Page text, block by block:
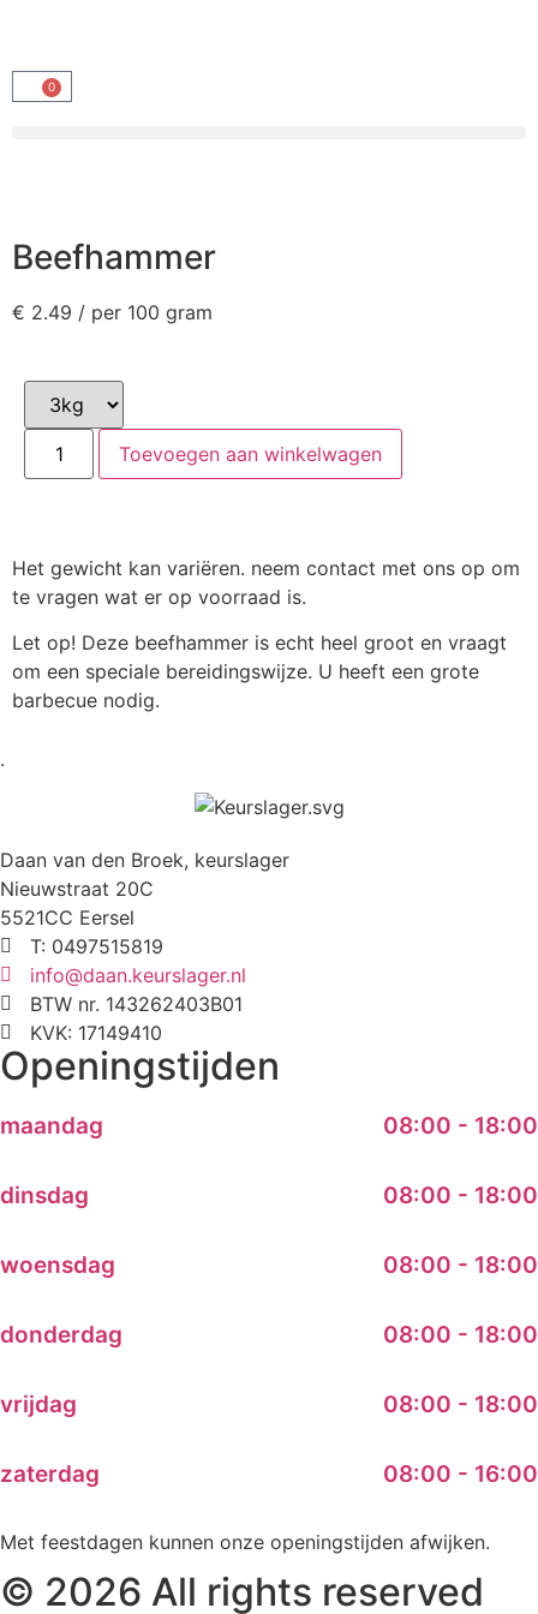
0
Beefhammer
€ 2.49 / per 100 gram
Toevoegen aan winkelwagen
Het gewicht kan variëren. neem contact met ons op om
te vragen wat er op voorraad is.
Let op! Deze beefhammer is echt heel groot en vraagt
om een speciale bereidingswijze. U heeft een grote
barbecue nodig.
.
Daan van den Broek, keurslager
Nieuwstraat 20C
5521CC Eersel
T: 0497515819
info@daan.keurslager.nl
BTW nr. 143262403B01
KVK: 17149410
Openingstijden
maandag 08:00 - 18:00
dinsdag 08:00 - 18:00
woensdag 08:00 - 18:00
donderdag 08:00 - 18:00
vrijdag 08:00 - 18:00
zaterdag 08:00 - 16:00
Met feestdagen kunnen onze openingstijden afwijken.
© 2026 All rights reserved